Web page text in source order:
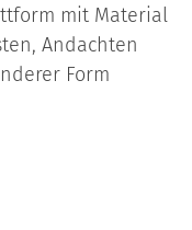
mit Material
Andachten
Form